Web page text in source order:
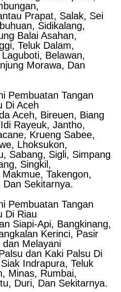
Prapat, Salak, Sei
Sidikalang,
Balai Asahan,
Teluk Dalam,
Belawan,
Morawa, Dan
Pembuatan Tangan
Di Aceh
Aceh, Bireuen, Biang
Rayeuk, Jantho,
Krueng Sabee,
Lhoksukon,
Sabang, Sigli, Simpang
Singkil,
Takengon,
Dan Sekitarnya.
Pembuatan Tangan
Di Riau
Siapi-Api, Bangkinang,
Kerinci, Pasir
Melayani
dan Kaki Palsu Di
Indrapura, Teluk
Minas, Rumbai,
Duri, Dan Sekitarnya.